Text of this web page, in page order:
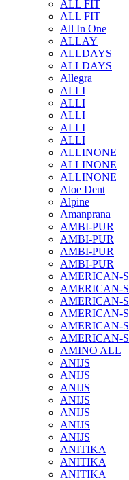
ALL FIT
ALL FIT
All In One
ALLAY
ALLDAYS
ALLDAYS
Allegra
ALLI
ALLI
ALLI
ALLI
ALLI
ALLINONE
ALLINONE
ALLINONE
Aloe Dent
Alpine
Amanprana
AMBI-PUR
AMBI-PUR
AMBI-PUR
AMBI-PUR
AMERICAN-S
AMERICAN-S
AMERICAN-S
AMERICAN-S
AMERICAN-S
AMERICAN-S
AMINO ALL
ANIJS
ANIJS
ANIJS
ANIJS
ANIJS
ANIJS
ANIJS
ANITIKA
ANITIKA
ANITIKA